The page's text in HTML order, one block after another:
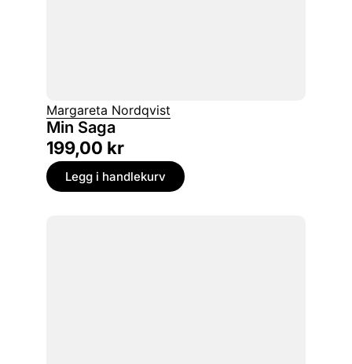
Margareta Nordqvist
Min Saga
199,00 kr
Legg i handlekurv